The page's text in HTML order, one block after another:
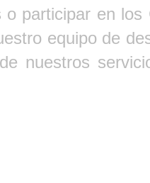
o participar en
equipo de
nuestros